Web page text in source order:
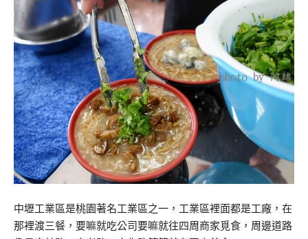
中壢工業區是桃園著名工業區之一，工業區裡面都是工廠，在
那裡渡三餐，要嘛就吃公司要嘛就往四周商家覓食，周邊道路